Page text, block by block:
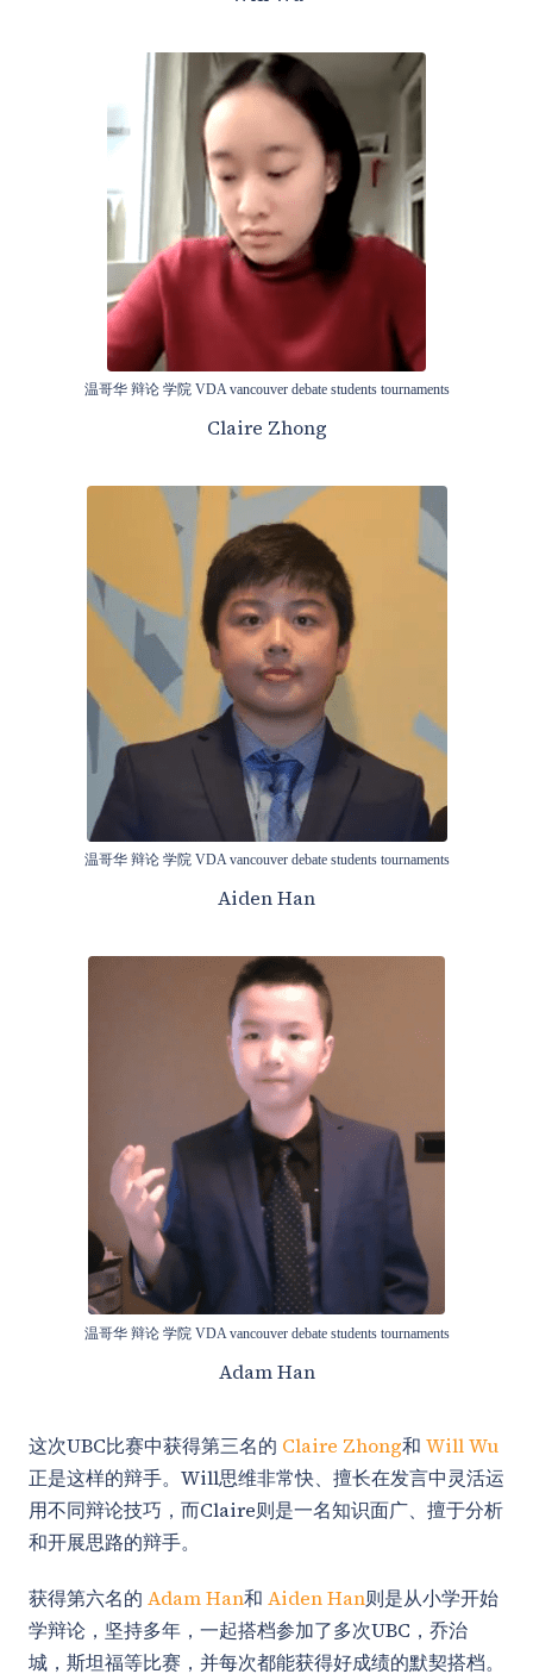
温哥华 辩论 学院 VDA vancouver debate students tournaments
Claire Zhong
温哥华 辩论 学院 VDA vancouver debate students tournaments
Aiden Han
温哥华 辩论 学院 VDA vancouver debate students tournaments
Adam Han
这次UBC比赛中获得第三名的 Claire Zhong和 Will Wu
正是这样的辩手。Will思维非常快、擅长在发言中灵活运
用不同辩论技巧，而Claire则是一名知识面广、擅于分析
和开展思路的辩手。
获得第六名的 Adam Han和 Aiden Han则是从小学开始
学辩论，坚持多年，一起搭档参加了多次UBC，乔治
城，斯坦福等比赛，并每次都能获得好成绩的默契搭档。